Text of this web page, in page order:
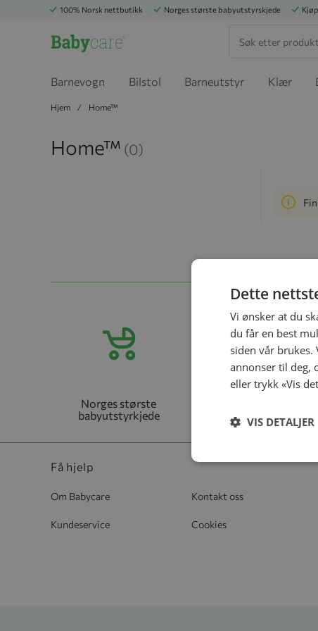
100% Norsk nettbutikk Norges største babyutstyrskjede
Barnevogn Bilstol Barneutstyr Klær
Hjem Home™
Home™ (0)
Norges største
babyutstyrkjede
senere
Få hjelp
Om Babycare Kontakt oss
Kundeservice Cookies
Dette
Vi ønsker at du
du får en best
siden vår brukes.
annonser til deg,
eller trykk «Vis
VIS DETALJER